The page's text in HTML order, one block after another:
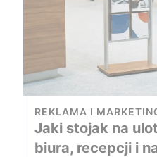
REKLAMA I
Jaki stojak na
biura, recepcji i